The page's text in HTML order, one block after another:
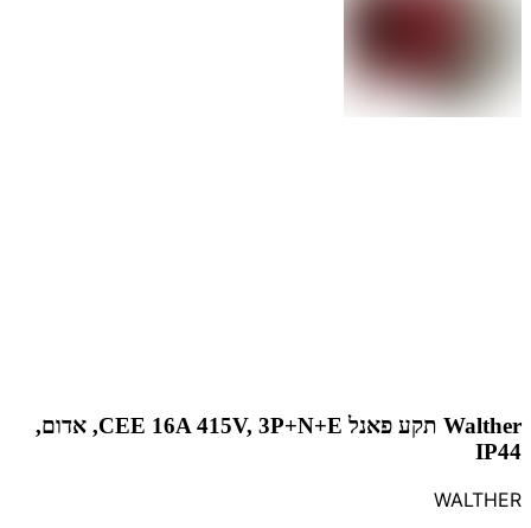
Walther תקע פאנל CEE 16A 415V, 3P+N+E, אדום,
IP44
WALTHER